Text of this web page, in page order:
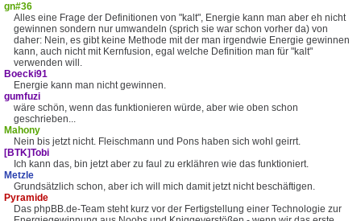
gn#36
Alles eine Frage der Definitionen von "kalt", Energie kann man aber eh nicht
gewinnen sondern nur umwandeln (sprich sie war schon vorher da) von
daher: Nein, es gibt keine Methode mit der man irgendwie Energie gewinnen
kann, auch nicht mit Kernfusion, egal welche Definition man für "kalt"
verwenden will.
Boecki91
Energie kann man nicht gewinnen.
gumfuzi
wäre schön, wenn das funktionieren würde, aber wie oben schon
geschrieben...
Mahony
Nein bis jetzt nicht. Fleischmann und Pons haben sich wohl geirrt.
[BTK]Tobi
Ich kann das, bin jetzt aber zu faul zu erklähren wie das funktioniert.
Metzle
Grundsätzlich schon, aber ich will mich damit jetzt nicht beschäftigen.
Pyramide
Das phpBB.de-Team steht kurz vor der Fertigstellung einer Technologie zur